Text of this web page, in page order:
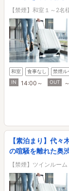
【禁煙】和室１～2名
和室 食事なし
禁煙ル
IN
14:00～ OUT
【素泊まり】代
の喧騒を離れた奥
【禁煙】ツインルーム